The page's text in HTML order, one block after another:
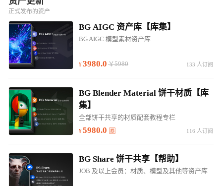
正式发布的资产
BG AIGC 资产库【库集】
BG AIGC 模型素材资产库
3980.0 ￥5980 133 人订阅
BG Blender Material 饼干材质【库
集】
全部饼干共享的材质配套教程专栏
5980.0 116 人订阅
BG Share 饼干共享【帮助】
JOB 及以上会员：材质、模型及其他等资产库